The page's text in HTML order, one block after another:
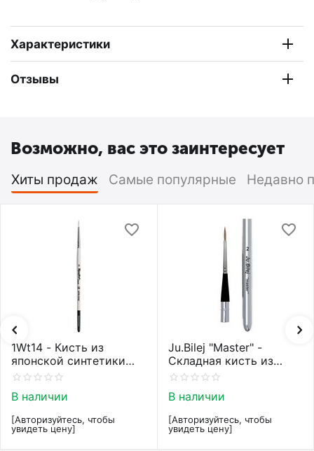
Характеристики
Отзывы
Возможно, вас это заинтересует
Хиты продаж Самые популярные Недавно
1Wt14 - Кисть из
японской синтетики
Roubloff restyle White
В наличии
[Авторизуйтесь, чтобы
увидеть цену]
Ju.Bilej "Master" -
Складная кисть из
колонка от Юлии Билей
В наличии
[Авторизуйтесь, чтобы
увидеть цену]